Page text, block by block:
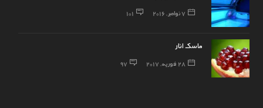
7 نوامبر, 2016 101
ماسک انار
28 فوریه, 2017 97